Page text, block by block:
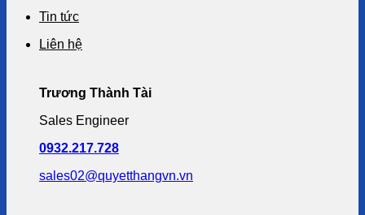
Tin tức
Liên hệ
Trương Thành Tài
Sales Engineer
0932.217.728
sales02@quyetthangvn.vn